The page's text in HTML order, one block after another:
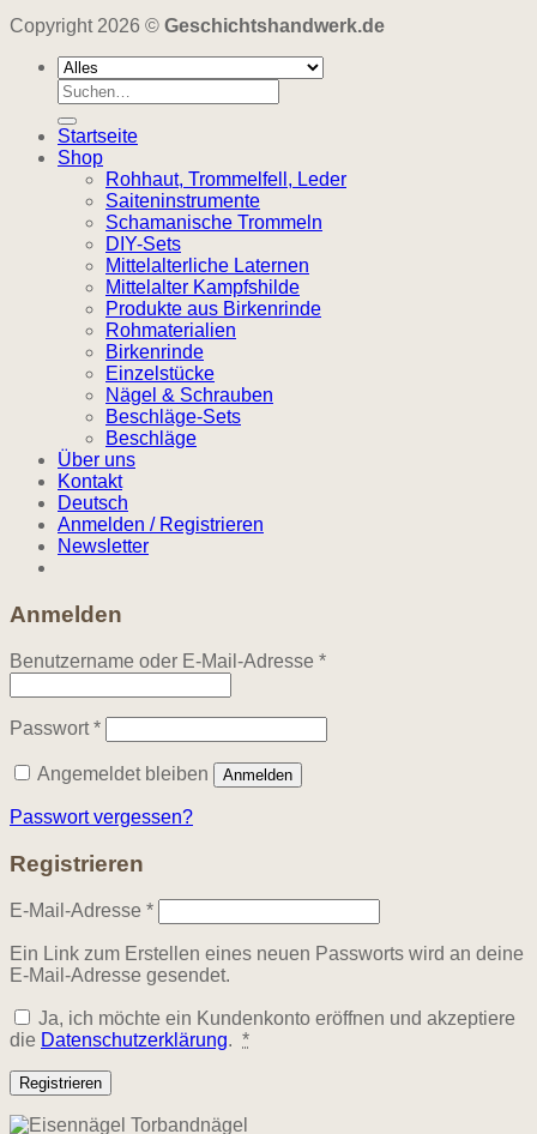
Copyright 2026 © Geschichtshandwerk.de
Suchen
nach:
Startseite
Shop
Rohhaut, Trommelfell, Leder
Saiteninstrumente
Schamanische Trommeln
DIY-Sets
Mittelalterliche Laternen
Mittelalter Kampfshilde
Produkte aus Birkenrinde
Rohmaterialien
Birkenrinde
Einzelstücke
Nägel & Schrauben
Beschläge-Sets
Beschläge
Über uns
Kontakt
Deutsch
Anmelden / Registrieren
Newsletter
Anmelden
Benutzername oder E-Mail-Adresse *Erforderlich
Passwort*Erforderlich
Angemeldet bleiben Anmelden
Passwort vergessen?
Registrieren
E-Mail-Adresse *Erforderlich
Ein Link zum Erstellen eines neuen Passworts wird an deine
E-Mail-Adresse gesendet.
Ja, ich möchte ein Kundenkonto eröffnen und akzeptiere
die Datenschutzerklärung. *
Registrieren